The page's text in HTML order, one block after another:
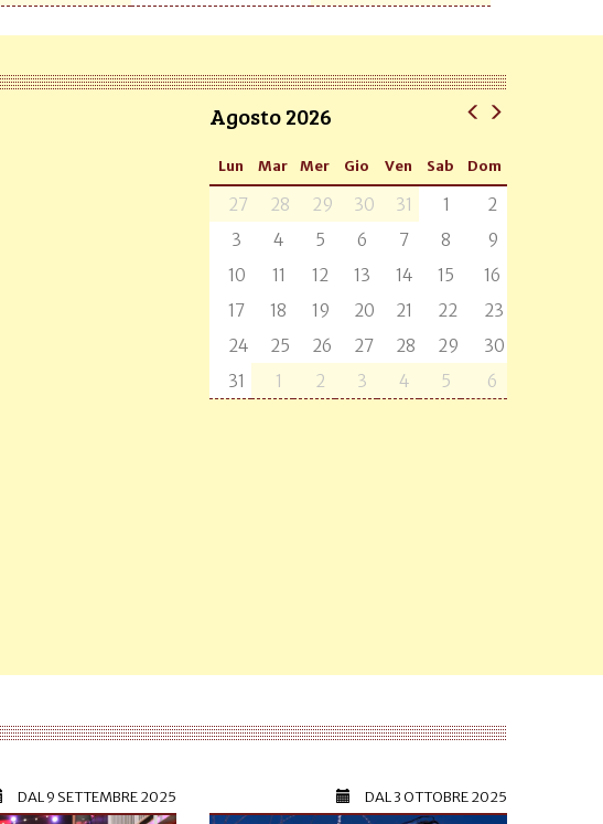
Agosto 2026
Lun Mar Mer Gio Ven Sab Dom
27 28 29 30 31 1
2
3
4 5 6 7 8
9
10
11 12 13 14 15
16
17
18 19 20 21 22
23
24
25 26 27 28 29
30
31
1 2 3 4 5 6
DAL9 SETTEMBRE 2025 DAL3 OTTOBRE 2025